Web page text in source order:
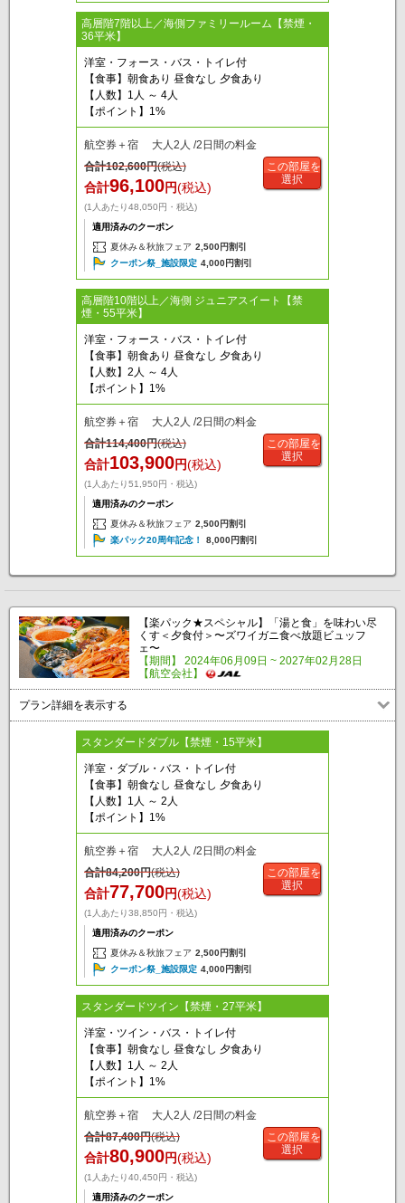
高層階7階以上／海側ファミリールーム【禁煙・
36平米】
洋室・フォース・バス・トイレ付
【食事】朝食あり 昼食なし 夕食あり
【人数】1人 ～ 4人
【ポイント】1%
航空券＋宿 大人2人 /2日間の料金
合計102,600円(税込)
合計96,100円(税込)
(1人あたり48,050円・税込)
適用済みのクーポン
夏休み＆秋旅フェア 2,500円割引
クーポン祭_施設限定 4,000円割引
この部屋を
選択
高層階10階以上／海側 ジュニアスイート【禁
煙・55平米】
洋室・フォース・バス・トイレ付
【食事】朝食あり 昼食なし 夕食あり
【人数】2人 ～ 4人
【ポイント】1%
航空券＋宿 大人2人 /2日間の料金
合計114,400円(税込)
合計103,900円(税込)
(1人あたり51,950円・税込)
適用済みのクーポン
夏休み＆秋旅フェア 2,500円割引
楽パック20周年記念！
8,000円割引
この部屋を
選択
【楽パック★スペシャル】「湯と食」を味わい尽
くす＜夕食付＞〜ズワイガニ食べ放題ビュッフ
ェ〜
【期間】 2024年06月09日 ~ 2027年02月28日
【航空会社】
プラン詳細を表示する
スタンダードダブル【禁煙・15平米】
洋室・ダブル・バス・トイレ付
【食事】朝食なし 昼食なし 夕食あり
【人数】1人 ～ 2人
【ポイント】1%
航空券＋宿 大人2人 /2日間の料金
合計84,200円(税込)
合計77,700円(税込)
(1人あたり38,850円・税込)
適用済みのクーポン
夏休み＆秋旅フェア 2,500円割引
クーポン祭_施設限定 4,000円割引
この部屋を
選択
スタンダードツイン【禁煙・27平米】
洋室・ツイン・バス・トイレ付
【食事】朝食なし 昼食なし 夕食あり
【人数】1人 ～ 2人
【ポイント】1%
航空券＋宿 大人2人 /2日間の料金
合計87,400円(税込)
合計80,900円(税込)
(1人あたり40,450円・税込)
適用済みのクーポン
この部屋を
選択